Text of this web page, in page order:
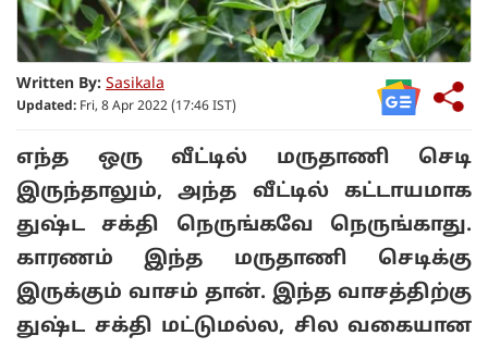
Written By: Sasikala
Updated: Fri, 8 Apr 2022 (17:46 IST)
எந்த ஒரு வீட்டில் மருதாணி செடி
இருந்தாலும், அந்த வீட்டில் கட்டாயமாக
துஷ்ட சக்தி நெருங்கவே நெருங்காது.
காரணம் இந்த மருதாணி செடிக்கு
இருக்கும் வாசம் தான். இந்த வாசத்திற்கு
துஷ்ட சக்தி மட்டுமல்ல, சில வகையான